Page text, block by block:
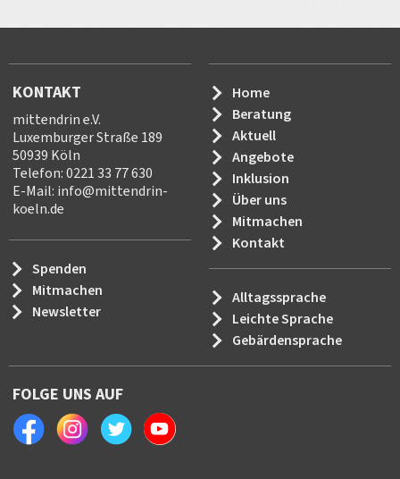
KONTAKT
mittendrin e.V.
Luxemburger Straße 189
50939 Köln
Telefon: 0221 33 77 630
E-Mail: info@mittendrin-
koeln.de
Spenden
Mitmachen
Newsletter
Home
Beratung
Aktuell
Angebote
Inklusion
Über uns
Mitmachen
Kontakt
Alltagssprache
Leichte Sprache
Gebärdensprache
FOLGE UNS AUF
FacebookInstagramTwitter